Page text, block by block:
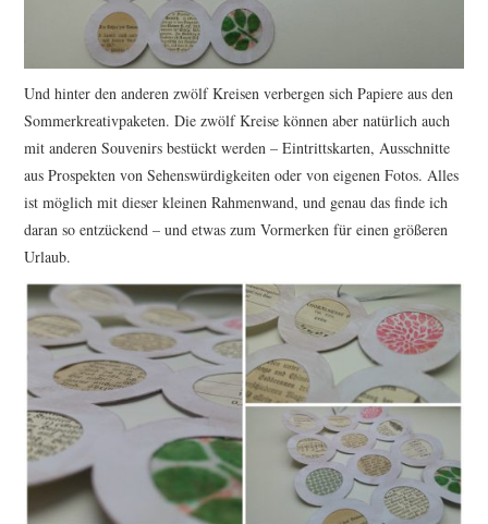
Und hinter den anderen zwölf Kreisen verbergen sich Papiere aus den
Sommerkreativpaketen. Die zwölf Kreise können aber natürlich auch
mit anderen Souvenirs bestückt werden – Eintrittskarten, Ausschnitte
aus Prospekten von Sehenswürdigkeiten oder von eigenen Fotos. Alles
ist möglich mit dieser kleinen Rahmenwand, und genau das finde ich
daran so entzückend – und etwas zum Vormerken für einen größeren
Urlaub.